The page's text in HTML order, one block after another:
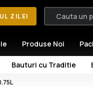
ZILEI
Bauturi cu Traditie
Produse Noi